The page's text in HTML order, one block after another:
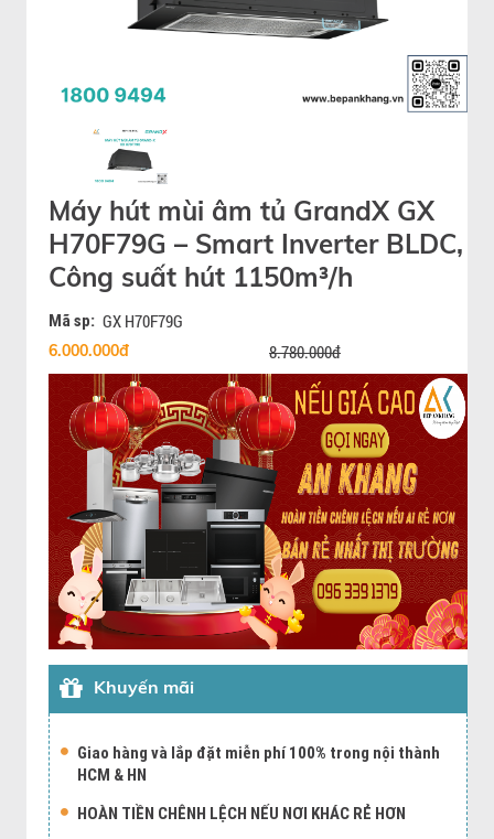
Máy hút mùi âm tủ GrandX GX
H70F79G – Smart Inverter BLDC,
Công suất hút 1150m³/h
Mã sp: GX H70F79G
6.000.000đ 8.780.000đ
Khuyến mãi
Giao hàng và lắp đặt miễn phí 100% trong nội thành
HCM & HN
HOÀN TIỀN CHÊNH LỆCH NẾU NƠI KHÁC RẺ HƠN